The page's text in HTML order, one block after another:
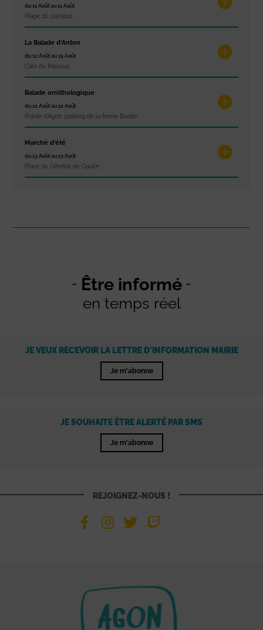
du 11 Août au 11 Août
Plage du passous
La Balade d’Anton
du 12 Août au 15 Août
Cale du Passous
Balade ornithologique
du 12 Août au 12 Août
Pointe d'Agon (parking de la ferme Borde)
Marché d’été
du 13 Août au 13 Août
Place du Général de Gaulle
Être informé
en temps réel
JE VEUX RECEVOIR LA LETTRE D'INFORMATION MAIRIE
Je m'abonne
JE SOUHAITE ÊTRE ALERTÉ PAR SMS
Je m'abonne
REJOIGNEZ-NOUS !